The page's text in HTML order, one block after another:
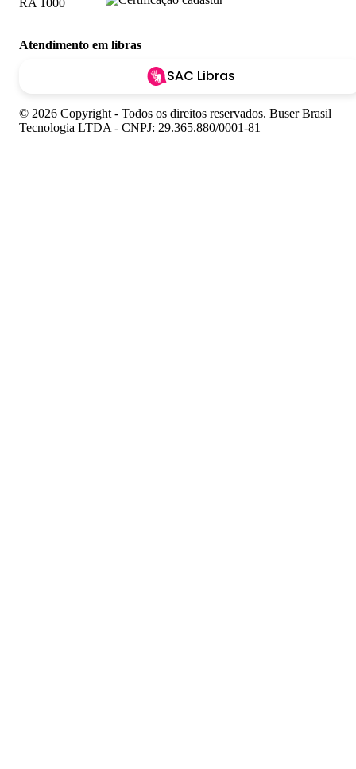
Atendimento em libras
SAC Libras
© 2026 Copyright - Todos os direitos reservados. Buser Brasil
Tecnologia LTDA - CNPJ: 29.365.880/0001-81